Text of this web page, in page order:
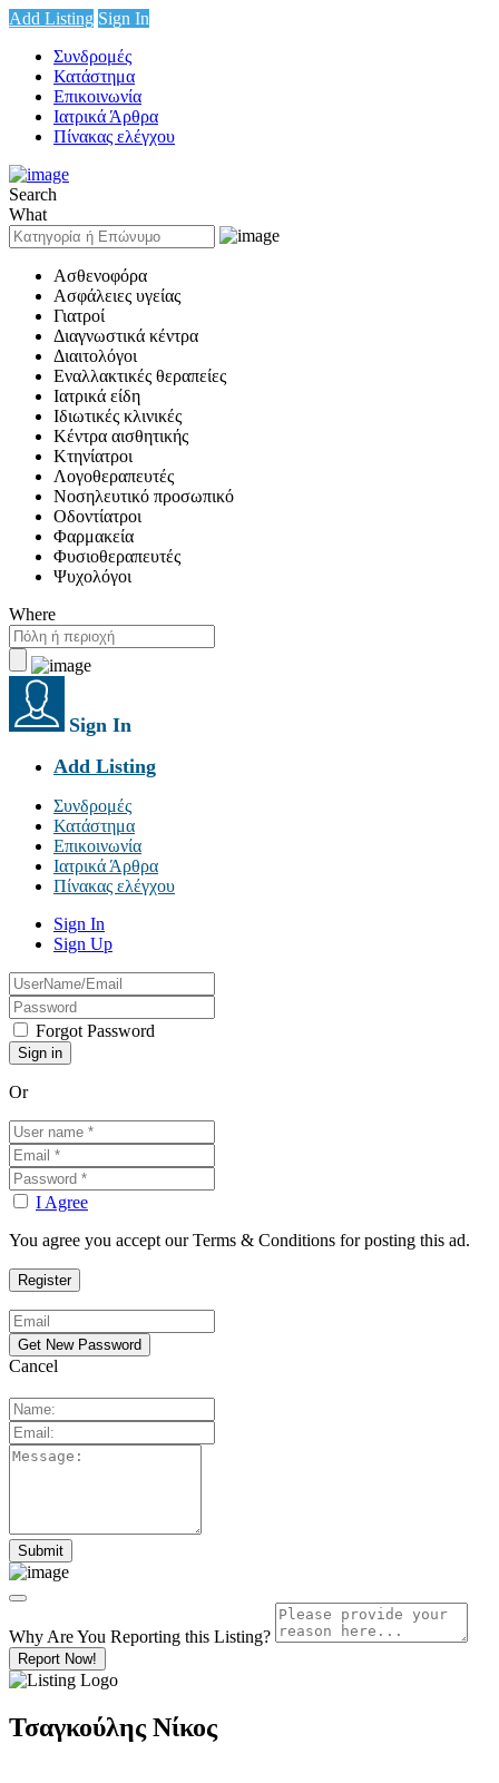
Add Listing Sign In
Συνδρομές
Κατάστημα
Επικοινωνία
Ιατρικά Άρθρα
Πίνακας ελέγχου
Search
What
Ασθενοφόρα
Ασφάλειες υγείας
Γιατροί
Διαγνωστικά κέντρα
Διαιτολόγοι
Εναλλακτικές θεραπείες
Ιατρικά είδη
Ιδιωτικές κλινικές
Κέντρα αισθητικής
Κτηνίατροι
Λογοθεραπευτές
Νοσηλευτικό προσωπικό
Οδοντίατροι
Φαρμακεία
Φυσιοθεραπευτές
Ψυχολόγοι
Where
Sign In
Add Listing
Συνδρομές
Κατάστημα
Επικοινωνία
Ιατρικά Άρθρα
Πίνακας ελέγχου
Sign In
Sign Up
Forgot Password
Or
I Agree
You agree you accept our Terms & Conditions for posting this ad.
Cancel
Why Are You Reporting this Listing?
Report Now!
Τσαγκούλης Νίκος